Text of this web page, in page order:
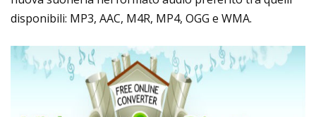
disponibili: MP3, AAC, M4R, MP4, OGG e WMA.